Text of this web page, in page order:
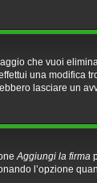
che vuoi
una modifica
lasciare un
Aggiungi la firma
l’opzione